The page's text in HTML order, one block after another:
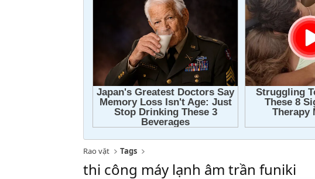
Rao vặt Tags
thi công máy lạnh âm trần funiki